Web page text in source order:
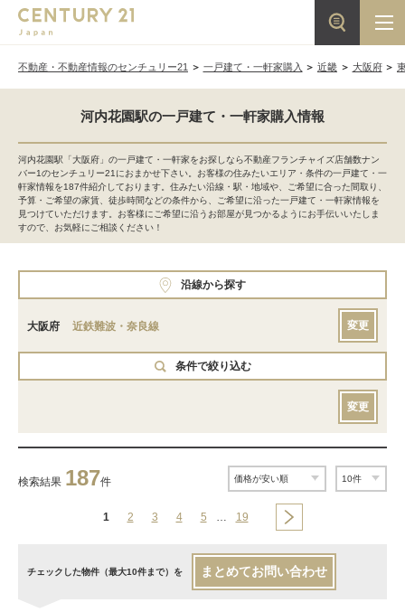
不動産・不動産情報のセンチュリー21 一戸建て・一軒家購入 近畿 大阪府
河内花園駅の一戸建て・一軒家購入情報
河内花園駅「大阪府」の一戸建て・一軒家をお探しなら不動産フランチャイズ店舗数ナン
バー1のセンチュリー21におまかせ下さい。お客様の住みたいエリア・条件の一戸建て・一
軒家情報を187件紹介しております。住みたい沿線・駅・地域や、ご希望に合った間取り、
予算・ご希望の家賃、徒歩時間などの条件から、ご希望に沿った一戸建て・一軒家情報を
見つけていただけます。お客様にご希望に沿うお部屋が見つかるようにお手伝いいたしま
すので、お気軽にご相談ください！
沿線から探す
大阪府 近鉄難波・奈良線 変更
条件で絞り込む
変更
検索結果 187件
1 2 3 4 5 … 19
チェックした物件（最大10件まで）を まとめてお問い合わせ